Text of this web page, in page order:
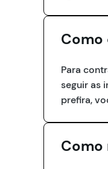
Como
Para
seguir as
prefira,
Como